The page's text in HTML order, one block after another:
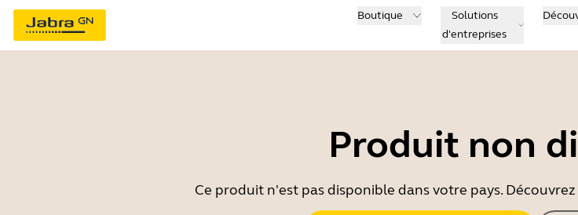
Boutique
Solutions
d'entreprises
Produit non
Ce produit n'est pas disponible dans votre pays.